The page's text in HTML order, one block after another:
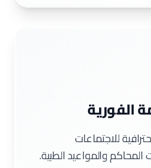
الفورية
للاجتماعات
والمواعيد الطبية.